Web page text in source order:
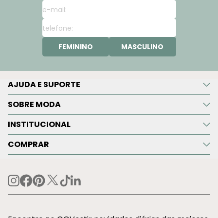
FEMININO MASCULINO
AJUDA E SUPORTE
SOBRE MODA
INSTITUCIONAL
COMPRAR